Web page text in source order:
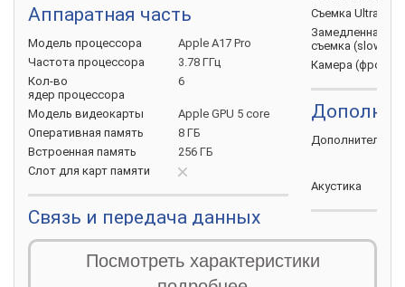
Аппаратная часть
Модель процессора
Apple A17 Pro
Частота процессора
3.78 ГГц
Кол-во
ядер процессора
6
Модель видеокарты
Apple GPU 5 core
Оперативная память
8 ГБ
Встроенная память
256 ГБ
Слот для карт памяти
Связь и передача данных
SIM-карта
e-SIM
связи
5G
Wi-Fi 6E (802.11ax)
Съемка Ultra HD
Замедленная
съемка (slow-
Камера
Дополнительно
Акустика
Емкость
Посмотреть характеристики